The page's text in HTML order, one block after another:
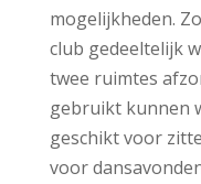
mogelijkheden.
club gedeeltelijk
twee ruimtes
gebruikt kunnen
geschikt voor
voor